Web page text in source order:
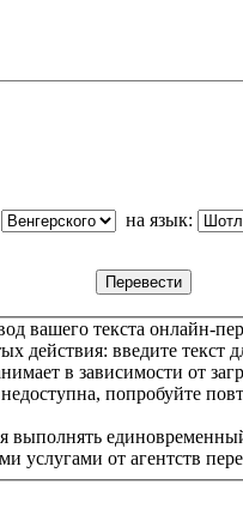
на язык:
вашего текста онлайн-
действия: введите текст
в зависимости от
попробуйте
выполнять
услугами от агентств